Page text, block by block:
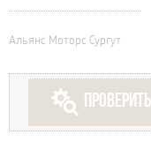
Альянс Моторс Сургут